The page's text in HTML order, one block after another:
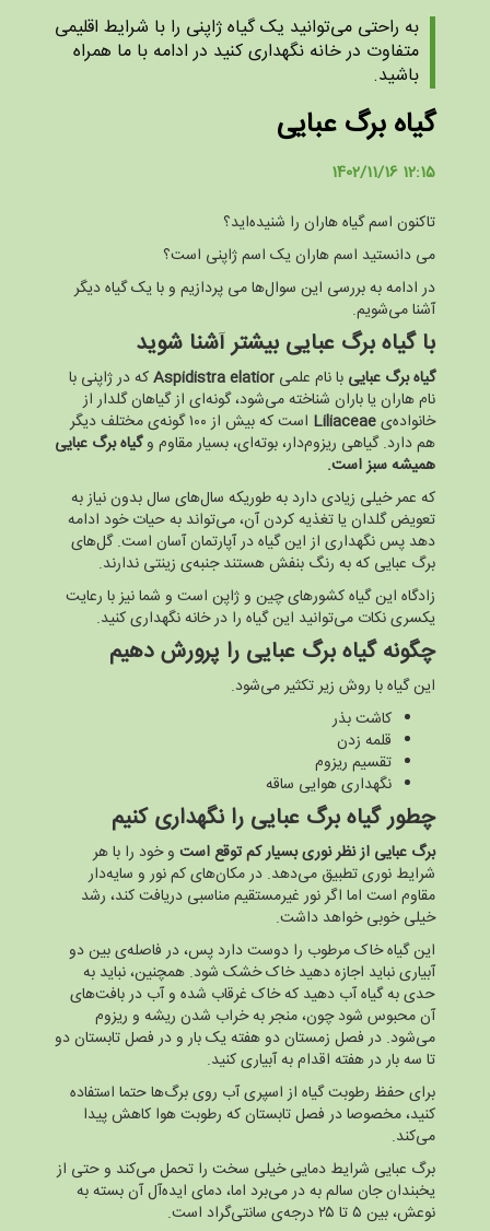
به راحتی می‌توانید یک گیاه ژاپنی را با شرایط اقلیمی
متفاوت در خانه نگهداری کنید در ادامه با ما همراه
باشید.
گیاه برگ عبایی
1402/11/16 12:15
تاکنون اسم گیاه هاران را شنیده‌اید؟
می دانستید اسم هاران یک اسم ژاپنی است؟
در ادامه به بررسی این سوال‌ها می پردازیم و با یک گیاه دیگر
آشنا می‌شویم.
با گیاه برگ عبایی بیشتر آشنا شوید
گیاه برگ عبایی با نام علمی Aspidistra elatiorکه در ژاپنی با
نام هاران یا باران شناخته می‌شود، گونه‌ای از گیاهان گلدار از
خانواده‌یLiliaceae
است که بیش از ۱۰۰ گونه‌ی مختلف دیگر
هم دارد. گیاهی ریزوم‌دار، بوته‌ای، بسیار مقاوم وگیاه برگ عبایی
همیشه سبز است.
که عمر خیلی زیادی دارد به طوریکه سال‌های سال بدون نیاز به
تعویض گلدان یا تغذیه کردن آن، می‌تواند به حیات خود ادامه
دهد پس نگهداری از این گیاه در آپارتمان آسان است. گل‌های
برگ عبایی که به رنگ بنفش هستند جنبه‌ی زینتی ندارند.
زادگاه این گیاه کشورهای چین و ژاپن است و شما نیز با رعایت
یکسری نکات می‌توانید این گیاه را در خانه نگهداری کنید.
چگونه گیاه برگ عبایی را پرورش دهیم
این گیاه با روش زیر تکثیر می‌شود.
کاشت بذر
قلمه زدن
تقسیم ریزوم
نگهداری هوایی ساقه
چطور گیاه برگ عبایی را نگهداری کنیم
برگ عبایی از نظر نوری بسیار کم توقع است و خود را با هر
شرایط نوری تطبیق می‌دهد. در مکان‌های کم نور و سایه‌دار
مقاوم است اما اگر نور غیرمستقیم مناسبی دریافت کند، رشد
خیلی خوبی خواهد داشت.
این گیاه خاک مرطوب را دوست دارد پس، در فاصله‌ی بین دو
آبیاری نباید اجازه دهید خاک خشک شود. همچنین، نباید به
حدی به گیاه آب دهید که خاک غرقاب شده و آب در بافت‌های
آن محبوس شود چون، منجر به خراب شدن ریشه و ریزوم
می‌شود. در فصل زمستان دو هفته یک بار و در فصل تابستان دو
تا سه بار در هفته اقدام به آبیاری کنید.
برای حفظ رطوبت گیاه از اسپری آب روی برگ‌ها حتما استفاده
کنید، مخصوصا در فصل تابستان که رطوبت هوا کاهش پیدا
می‌کند.
برگ عبایی شرایط دمایی خیلی سخت را تحمل می‌کند و حتی از
یخبندان جان سالم به در می‌برد اما، دمای ایده‌آل آن بسته به
نوعش، بین ۵ تا ۲۵ درجه‌ی سانتی‌گراد است.